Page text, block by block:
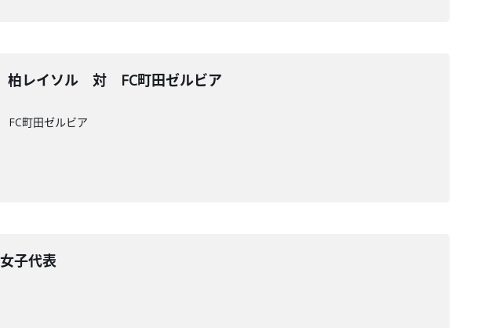
レイソル 対 FC町田ゼルビア
町田ゼルビア
子代表